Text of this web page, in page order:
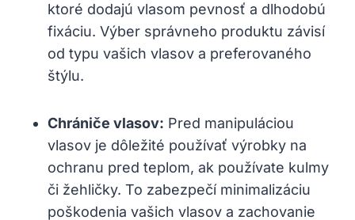
ktoré dodajú vlasom pevnosť a dlhodobú
fixáciu. Výber správneho produktu závisí
od typu vašich vlasov a preferovaného
štýlu.
Chrániče vlasov: Pred manipuláciou
vlasov je dôležité používať výrobky na
ochranu pred teplom, ak používate kulmy
či žehličky. To zabezpečí minimalizáciu
poškodenia vašich vlasov a zachovanie